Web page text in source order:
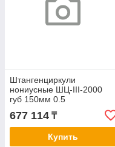
Штангенциркули
нониусные ШЦ-III-2000
губ 150мм 0.5
677 114 ₸
Купить